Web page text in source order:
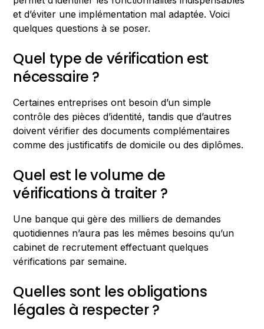
et d’éviter une implémentation mal adaptée. Voici
quelques questions à se poser.
Quel type de vérification est
nécessaire ?
Certaines entreprises ont besoin d’un simple
contrôle des pièces d’identité, tandis que d’autres
doivent vérifier des documents complémentaires
comme des justificatifs de domicile ou des diplômes.
Quel est le volume de
vérifications à traiter ?
Une banque qui gère des milliers de demandes
quotidiennes n’aura pas les mêmes besoins qu’un
cabinet de recrutement effectuant quelques
vérifications par semaine.
Quelles sont les obligations
légales à respecter ?